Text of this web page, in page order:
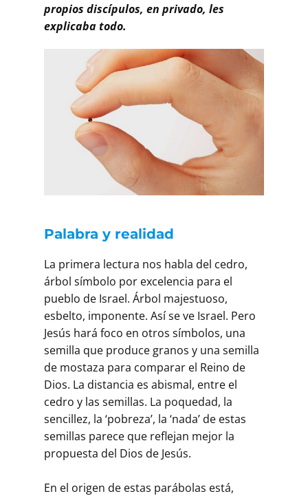
propios discípulos, en privado, les
explicaba todo.
Palabra y realidad
La primera lectura nos habla del cedro,
árbol símbolo por excelencia para el
pueblo de Israel. Árbol majestuoso,
esbelto, imponente. Así se ve Israel. Pero
Jesús hará foco en otros símbolos, una
semilla que produce granos y una semilla
de mostaza para comparar el Reino de
Dios. La distancia es abismal, entre el
cedro y las semillas. La poquedad, la
sencillez, la ‘pobreza’, la ‘nada’ de estas
semillas parece que reflejan mejor la
propuesta del Dios de Jesús.
En el origen de estas parábolas está,